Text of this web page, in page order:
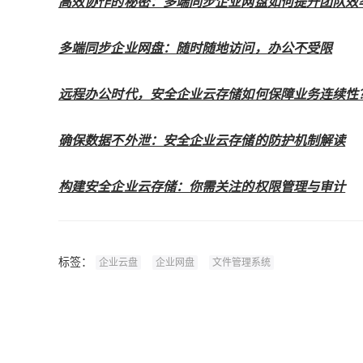
多端同步企业网盘：随时随地访问，办公不受限
远程办公时代，安全企业云存储如何保障业务连续性
确保数据不外泄：安全企业云存储的防护机制解读
构建安全企业云存储：你需关注的权限管理与审计
标签： 企业云盘 企业网盘 文件管理系统